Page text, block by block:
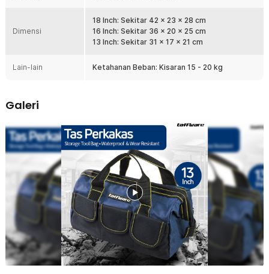
Bawa Alat dengan Lengkap dan Terorganisir
tambahan di bagian luar, Anda bisa menyimpan alat kecil seperti
membawa peralatan lebih besar seperti mistar, palu, dan alat
Kompartemen Utama yang Luas dan Anti Sobek
Dilengkapi kompartemen utama yang luas untuk menampung
peralatan berukuran besar tanpa terasa sempit. Desain anti sobek
menjamin tas tetap kuat dan aman meskipun diisi alat berat. Jika
kompartemen utama penuh, tersedia kompartemen tambahan di
bagian luar untuk barang kecil dan peralatan ekstra.
Tahan Air dan Tahan Lama
Terbuat dari material Oxford 1680D, tas ini dirancang tahan air dan
sangat tahan lama, sehingga aman digunakan di lingkungan basah
atau cuaca tidak menentu. Material Oxford yang kuat dan tahan aus
memastikan tas mampu bertahan dalam penggunaan jangka
panjang di lingkungan kerja yang keras.
Dimensi
18 Inch: Sekitar 42 x 23 x 28 cm
16 Inch: Sekitar 36 x 20 x 25 cm
13 Inch: Sekitar 31 x 17 x 21 cm
Lain-lain Ketahanan Beban: Kisaran 15 - 20 kg
Galeri